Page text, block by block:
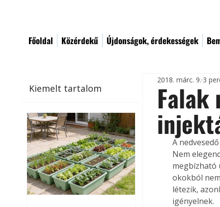
Főoldal Közérdekű Újdonságok, érdekességek
Kiemelt tartalom Falak
2018. márc. 9. 3
A
Nem
megbízható
okokból
létezik,
igényelnek.